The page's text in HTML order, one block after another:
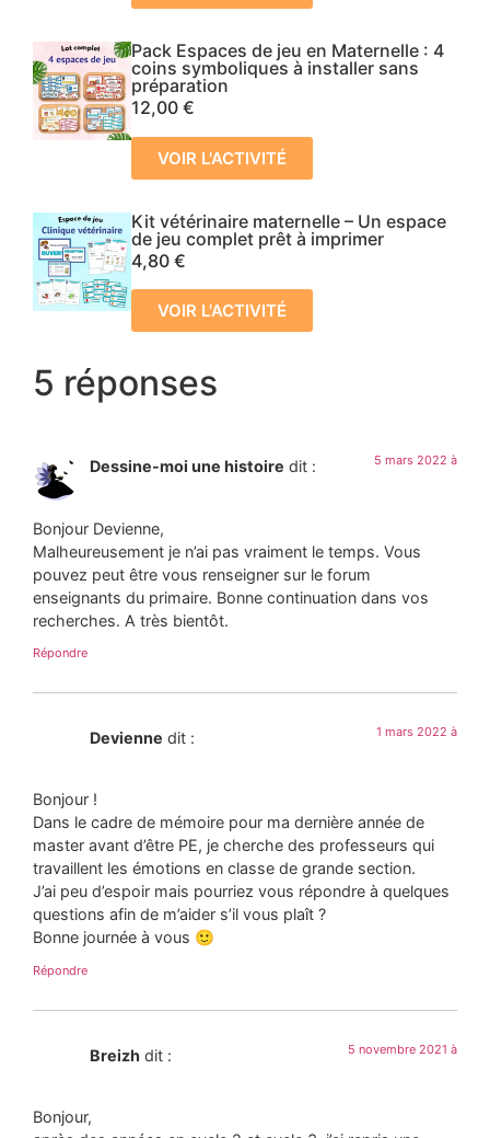
Pack Espaces de jeu en Maternelle : 4
coins symboliques à installer sans
préparation
12,00 €
VOIR L'ACTIVITÉ
Kit vétérinaire maternelle – Un espace
de jeu complet prêt à imprimer
4,80 €
VOIR L'ACTIVITÉ
5 réponses
Dessine-moi une histoire dit : 5 mars 2022 à
Bonjour Devienne,
Malheureusement je n’ai pas vraiment le temps. Vous
pouvez peut être vous renseigner sur le forum
enseignants du primaire. Bonne continuation dans vos
recherches. A très bientôt.
Répondre
Devienne dit : 1 mars 2022 à
Bonjour !
Dans le cadre de mémoire pour ma dernière année de
master avant d’être PE, je cherche des professeurs qui
travaillent les émotions en classe de grande section.
J’ai peu d’espoir mais pourriez vous répondre à quelques
questions afin de m’aider s’il vous plaît ?
Bonne journée à vous 🙂
Répondre
Breizh dit : 5 novembre 2021 à
Bonjour,